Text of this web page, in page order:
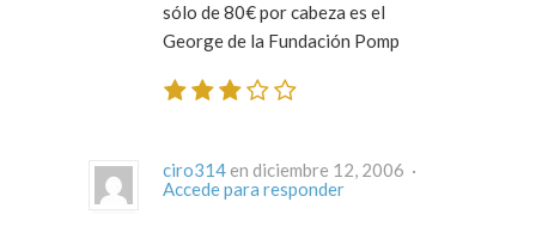
sólo de 80€ por cabeza es el
George de la Fundación Pomp
ciro314
en diciembre 12, 2006 ·
Accede para responder